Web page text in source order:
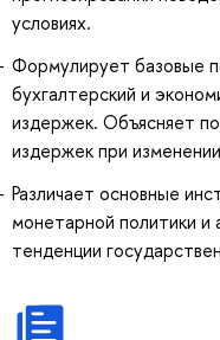
условиях.
Формулирует базовые
бухгалтерский и
издержек. Объясняет
издержек при
Различает основные
монетарной политики
тенденции